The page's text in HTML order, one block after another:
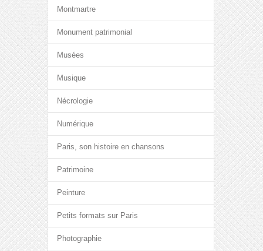
Montmartre
Monument patrimonial
Musées
Musique
Nécrologie
Numérique
Paris, son histoire en chansons
Patrimoine
Peinture
Petits formats sur Paris
Photographie